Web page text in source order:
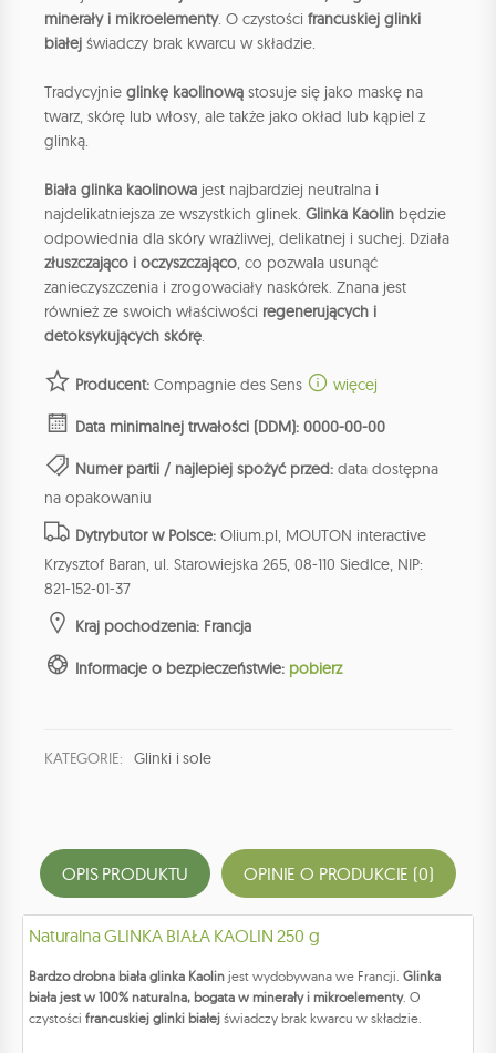
minerały i mikroelementy. O czystości francuskiej glinki
białej świadczy brak kwarcu w składzie.
Tradycyjnie glinkę kaolinową stosuje się jako maskę na
twarz, skórę lub włosy, ale także jako okład lub kąpiel z
glinką.
Biała glinka kaolinowa jest najbardziej neutralna i
najdelikatniejsza ze wszystkich glinek. Glinka Kaolin będzie
odpowiednia dla skóry wrażliwej, delikatnej i suchej. Działa
złuszczająco i oczyszczająco, co pozwala usunąć
zanieczyszczenia i zrogowaciały naskórek. Znana jest
również ze swoich właściwości regenerujących i
detoksykujących skórę.
Producent: Compagnie des Sens więcej
Data minimalnej trwałości (DDM): 0000-00-00
Numer partii / najlepiej spożyć przed: data dostępna
na opakowaniu
Dytrybutor w Polsce: Olium.pl, MOUTON interactive
Krzysztof Baran, ul. Starowiejska 265, 08-110 Siedlce, NIP:
821-152-01-37
Kraj pochodzenia: Francja
Informacje o bezpieczeństwie: pobierz
KATEGORIE: Glinki i sole
OPIS PRODUKTU OPINIE O PRODUKCIE (0)
Naturalna GLINKA BIAŁA KAOLIN 250 g
Bardzo drobna biała glinka Kaolin jest wydobywana we Francji. Glinka
biała jest w 100% naturalna, bogata w minerały i mikroelementy. O
czystości francuskiej glinki białej świadczy brak kwarcu w składzie.